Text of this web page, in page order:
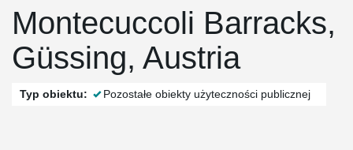
Montecuccoli Barracks,
Güssing, Austria
Typ obiektu: Pozostałe obiekty użyteczności publicznej